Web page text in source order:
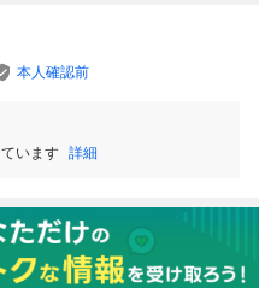
本人確認前
います 詳細